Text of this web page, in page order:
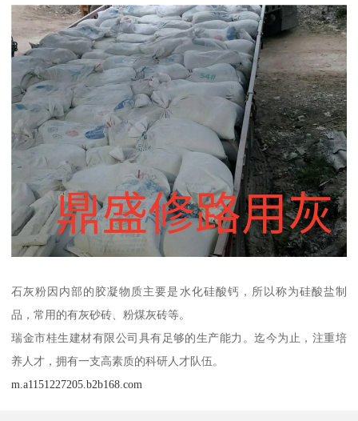
石灰粉因内部的胶凝物质主要是水化硅酸钙，所以称为硅酸盐制
品，常用的有灰砂砖、粉煤灰砖等。
瑞金市桂生建材有限公司具有足够的生产能力。迄今为止，注重培
养人才，拥有一支高素质的科研人才队伍。
m.a1151227205.b2b168.com